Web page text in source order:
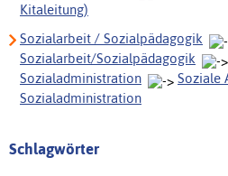
Kitaleitung)
Sozialarbeit / Sozialpädagogik
Sozialarbeit/Sozialpädagogik
Sozialadministration
Soziale
Sozialadministration
Schlagwörter